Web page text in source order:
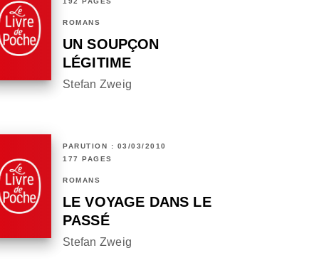
ROMANS
UN SOUPÇON
LÉGITIME
Stefan Zweig
PARUTION : 03/03/2010
177 PAGES
ROMANS
LE VOYAGE DANS LE
PASSÉ
Stefan Zweig